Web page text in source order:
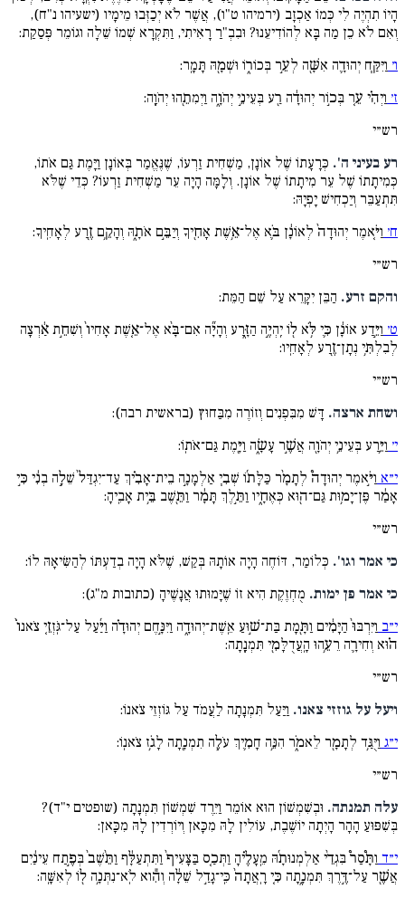
הָיוֹ תִהְיֶה לִי כְּמוֹ אַכְזָב (ירמיהו ט"ו), אֲשֶׁר לֹא יְכַזְּבוּ מֵימָיו (ישעיהו נ"ח),
וְאִם לֹא כֵן מַה בָּא לְהוֹדִיעֵנוּ? וּבִבְ"רַ רָאִיתִי, וַתִּקְרָא שְׁמוֹ שֵׁלָה וגוֹמֵר פְּסַקַת:
ו׳ וַיִּקַּ֧ח יְהוּדָ֛ה אִשָּׁ֖ה לְעֵ֣ר בְּכוֹר֑וֹ וּשְׁמָ֖הּ תָּמָֽר:
ז׳ וַיְהִ֗י עֵ֚ר בְּכ֣וֹר יְהוּדָ֔ה רַ֖ע בְּעֵינֵ֣י יְהֹוָ֑ה וַיְמִתֵ֖הוּ יְהֹוָֽה:
רש״י
רע בעיני ה'. כְּרָעָתוֹ שֶׁל אוֹנָן, מַשְׁחִית זַרְעוֹ, שֶׁנֶּאֱמַר בְּאוֹנָן וַיָּמֶת גַּם אֹתוֹ,
כְּמִיתָתוֹ שֶׁל עֵר מִיתָתוֹ שֶׁל אוֹנָן. וְלָמָּה הָיָה עֵר מַשְׁחִית זַרְעוֹ? כְּדֵי שֶׁלֹּא
תִּתְעַבֵּר וְיַכְחִישׁ יָפְיָהּ:
ח׳ וַיֹּ֤אמֶר יְהוּדָה֙ לְאוֹנָ֔ן בֹּ֛א אֶל־אֵ֥שֶׁת אָחִ֖יךָ וְיַבֵּ֣ם אֹתָ֑הּ וְהָקֵ֥ם זֶ֖רַע לְאָחִֽיךָ:
רש״י
והקם זרע. הַבֵּן יִקָּרֵא עַל שֵׁם הַמֵּת:
ט׳ וַיֵּ֣דַע אוֹנָ֔ן כִּ֛י לֹּ֥א ל֖וֹ יִֽהְיֶ֣ה הַזָּ֑רַע וְהָיָ֞ה אִם־בָּ֨א אֶל־אֵ֤שֶׁת אָחִיו֙ וְשִׁחֵ֣ת אַ֔רְצָה
לְבִלְתִּ֥י נְתָן־זֶ֖רַע לְאָחִֽיו:
רש״י
ושחת ארצה. דָּשׁ מִבִּפְנִים וְזוֹרֶה מִבַּחוּץ (בראשית רבה):
י׳ וַיֵּ֛רַע בְּעֵינֵ֥י יְהֹוָ֖ה אֲשֶׁ֣ר עָשָׂ֑ה וַיָּ֖מֶת גַּם־אֹתֽוֹ:
י״א וַיֹּ֣אמֶר יְהוּדָה֩ לְתָמָ֨ר כַּלָּת֜וֹ שְׁבִ֧י אַלְמָנָ֣ה בֵית־אָבִ֗יךְ עַד־יִגְדַּל֙ שֵׁלָ֣ה בְנִ֔י כִּ֣י
אָמַ֔ר פֶּן־יָמ֥וּת גַּם־ה֖וּא כְּאֶחָ֑יו וַתֵּ֣לֶךְ תָּמָ֔ר וַתֵּ֖שֶׁב בֵּ֥ית אָבִֽיהָ:
רש״י
כי אמר וגו'. כְּלוֹמַר, דּוֹחֶה הָיָה אוֹתָהּ בְּקַשׁ, שֶׁלֹּא הָיָה בְדַעְתּוֹ לְהַשִּׂיאָהּ לוֹ:
כי אמר פן ימות. מֻחְזֶקֶת הִיא זוֹ שֶׁיָּמוּתוּ אֲנָשֶׁיהָ (כתובות מ"ג):
י״ב וַיִּרְבּוּ֙ הַיָּמִ֔ים וַתָּ֖מָת בַּת־שׁ֣וּעַ אֵֽשֶׁת־יְהוּדָ֑ה וַיִּנָּ֣חֶם יְהוּדָ֗ה וַיַּ֜עַל עַל־גֹּֽזְזֵ֤י צֹאנוֹ֙
ה֗וּא וְחִירָ֛ה רֵעֵ֥הוּ הָֽעֲדֻלָּמִ֖י תִּמְנָֽתָה:
רש״י
ויעל על גוזזי צאנו. וַיַּעַל תִּמְנָתָה לַעֲמֹד עַל גּוֹזְזֵי צֹאנוֹ:
י״ג וַיֻּגַּ֥ד לְתָמָ֖ר לֵאמֹ֑ר הִנֵּ֥ה חָמִ֛יךְ עֹלֶ֥ה תִמְנָ֖תָה לָגֹ֥ז צֹאנֽוֹ:
רש״י
עלה תמנתה. וּבְשִׁמְשׁוֹן הוּא אוֹמֵר וַיֵּרֶד שִׁמְשׁוֹן תִּמְנָתָה (שופטים י"ד)?
בְּשִׁפּוּעַ הָהָר הָיְתָה יוֹשֶׁבֶת, עוֹלִין לָהּ מִכָּאן וְיוֹרְדִין לָהּ מִכָּאן:
י״ד וַתָּ֩סַר֩ בִּגְדֵ֨י אַלְמְנוּתָ֜הּ מֵֽעָלֶ֗יהָ וַתְּכַ֤ס בַּצָּעִיף֙ וַתִּתְעַלָּ֔ף וַתֵּ֨שֶׁב֙ בְּפֶ֣תַח עֵינַ֔יִם
אֲשֶׁ֖ר עַל־דֶּ֣רֶךְ תִּמְנָ֑תָה כִּ֤י רָֽאֲתָה֙ כִּֽי־גָדַ֣ל שֵׁלָ֔ה וְהִ֕וא לֹֽא־נִתְּנָ֥ה ל֖וֹ לְאִשָּֽׁה: